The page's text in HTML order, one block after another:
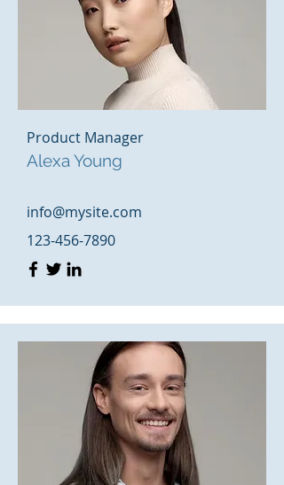
Product Manager
Alexa Young
info@mysite.com
123-456-7890